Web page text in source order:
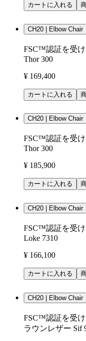
カートに入れる
CH20 | Elbow Chair
FSC™認証を受
Thor 300
¥ 169,400
カートに入れる
CH20 | Elbow Chair
FSC™認証を受
Thor 300
¥ 185,900
カートに入れる
CH20 | Elbow Chair
FSC™認証を受
Loke 7310
¥ 166,100
カートに入れる
CH20 | Elbow Chair
FSC™認証を受
ラウンレザー Sif